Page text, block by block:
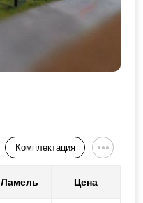
Комплектация
Ламель Цена